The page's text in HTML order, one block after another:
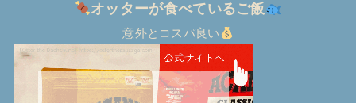
オッターが食べているご飯
意外とコスパ良い